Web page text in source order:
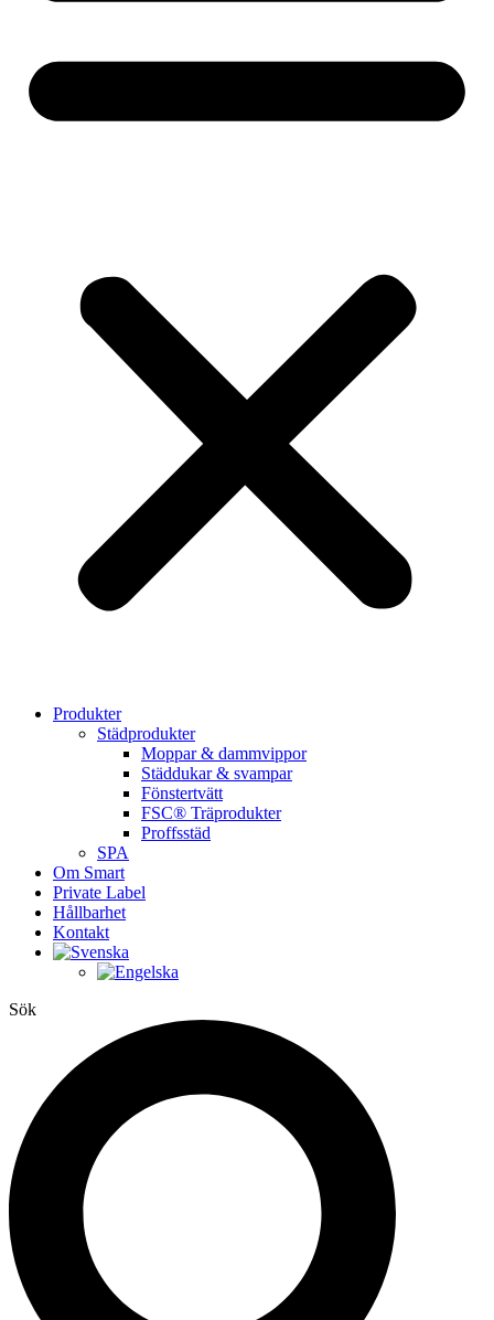
Produkter
Städprodukter
Moppar & dammvippor
Städdukar & svampar
Fönstertvätt
FSC® Träprodukter
Proffsstäd
SPA
Om Smart
Private Label
Hållbarhet
Kontakt
Sök